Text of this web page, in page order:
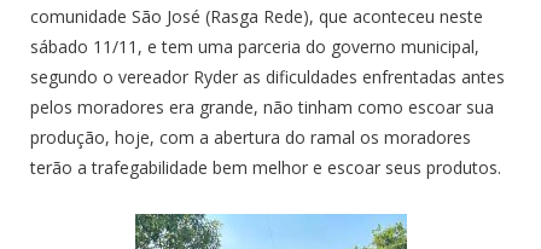
comunidade São José (Rasga Rede), que aconteceu neste
sábado 11/11, e tem uma parceria do governo municipal,
segundo o vereador Ryder as dificuldades enfrentadas antes
pelos moradores era grande, não tinham como escoar sua
produção, hoje, com a abertura do ramal os moradores
terão a trafegabilidade bem melhor e escoar seus produtos.